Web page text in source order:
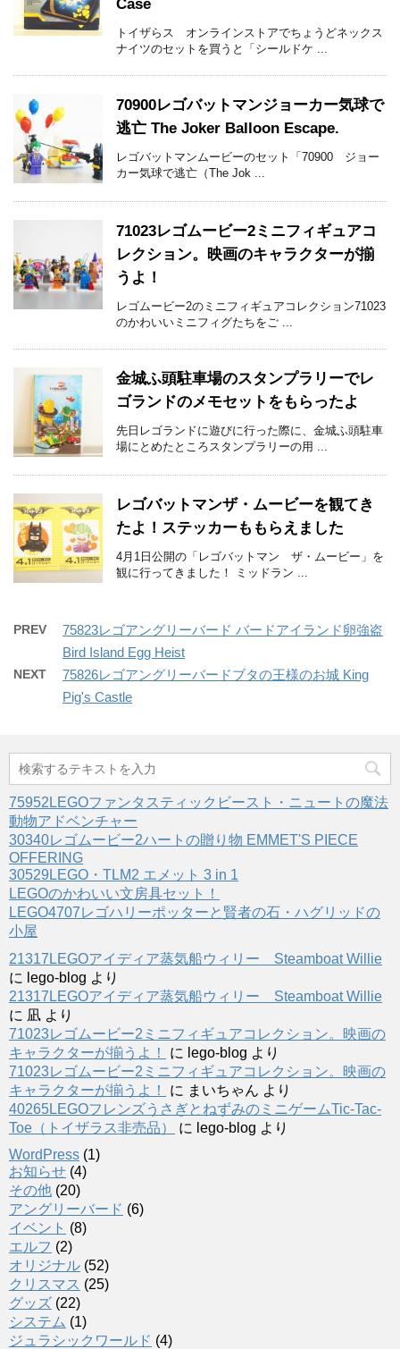
Case
トイザらス オンラインストアでちょうどネックス
ナイツのセットを買うと「シールドケ ...
70900レゴバットマンジョーカー気球で
逃亡 The Joker Balloon Escape.
レゴバットマンムービーのセット「70900 ジョー
カー気球で逃亡（The Jok ...
71023レゴムービー2ミニフィギュアコ
レクション。映画のキャラクターが揃
うよ！
レゴムービー2のミニフィギュアコレクション71023
のかわいいミニフィグたちをご ...
金城ふ頭駐車場のスタンプラリーでレ
ゴランドのメモセットをもらったよ
先日レゴランドに遊びに行った際に、金城ふ頭駐車
場にとめたところスタンプラリーの用 ...
レゴバットマンザ・ムービーを観てき
たよ！ステッカーももらえました
4月1日公開の「レゴバットマン ザ・ムービー」を
観に行ってきました！ ミッドラン ...
PREV
75823レゴアングリーバード バードアイランド卵強盗
Bird Island Egg Heist
NEXT
75826レゴアングリーバードブタの王様のお城 King
Pig's Castle
75952LEGOファンタスティックビースト・ニュートの魔法
動物アドベンチャー
30340レゴムービー2ハートの贈り物 EMMET'S PIECE
OFFERING
30529LEGO・TLM2 エメット 3 in 1
LEGOのかわいい文房具セット！
LEGO4707レゴハリーポッターと賢者の石・ハグリッドの
小屋
21317LEGOアイディア蒸気船ウィリー Steamboat Willie
に lego-blog より
21317LEGOアイディア蒸気船ウィリー Steamboat Willie
に 凪 より
71023レゴムービー2ミニフィギュアコレクション。映画の
キャラクターが揃うよ！
に lego-blog より
71023レゴムービー2ミニフィギュアコレクション。映画の
キャラクターが揃うよ！
に まいちゃん より
40265LEGOフレンズうさぎとねずみのミニゲームTic-Tac-
Toe（トイザラス非売品）
に lego-blog より
WordPress (1)
お知らせ (4)
その他 (20)
アングリーバード (6)
イベント (8)
エルフ (2)
オリジナル (52)
クリスマス (25)
グッズ (22)
システム (1)
ジュラシックワールド (4)